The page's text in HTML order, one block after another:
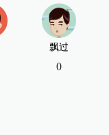
飘过
0